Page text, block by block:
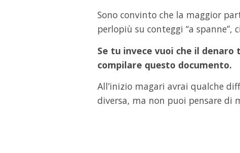
Sono convinto che la maggior
perlopiù su conteggi “a spanne”,
Se tu invece vuoi che il
compilare questo documento.
All’inizio magari avrai qualche
diversa, ma non puoi pensare di